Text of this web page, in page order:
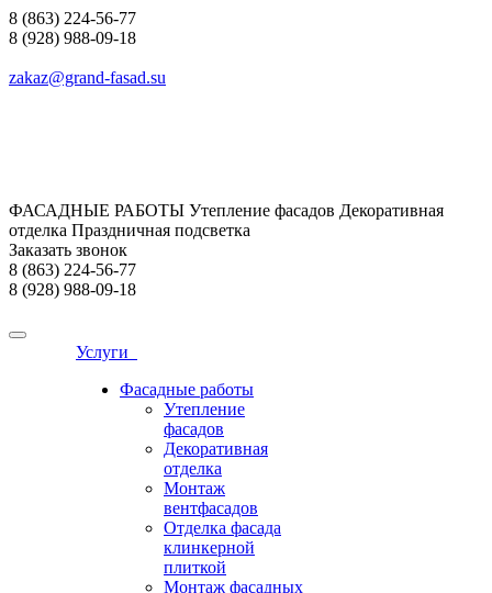
8 (863) 224-56-77
8 (928) 988-09-18
zakaz@grand-fasad.su
ФАСАДНЫЕ РАБОТЫ Утепление фасадов Декоративная
отделка Праздничная подсветка
Заказать звонок
8 (863) 224-56-77
8 (928) 988-09-18
Услуги
Фасадные работы
Утепление
фасадов
Декоративная
отделка
Монтаж
вентфасадов
Отделка фасада
клинкерной
плиткой
Монтаж фасадных